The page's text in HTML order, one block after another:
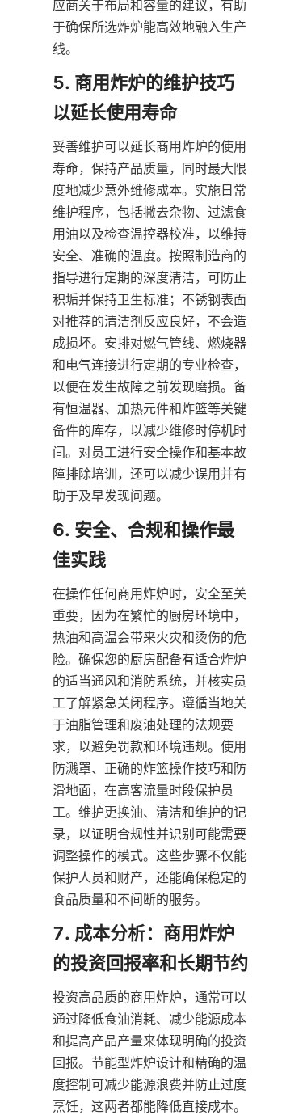
应商关于布局和容量的建议，有助
于确保所选炸炉能高效地融入生产
线。
5. 商用炸炉的维护技巧
妥善维护可以延长商用炸炉的使用
寿命，保持产品质量，同时最大限
度地减少意外维修成本。实施日常
维护程序，包括撇去杂物、过滤食
用油以及检查温控器校准，以维持
安全、准确的温度。按照制造商的
指导进行定期的深度清洁，可防止
积垢并保持卫生标准；不锈钢表面
对推荐的清洁剂反应良好，不会造
成损坏。安排对燃气管线、燃烧器
和电气连接进行定期的专业检查，
以便在发生故障之前发现磨损。备
有恒温器、加热元件和炸篮等关键
备件的库存，以减少维修时停机时
间。对员工进行安全操作和基本故
障排除培训，还可以减少误用并有
助于及早发现问题。
6. 安全、合规和操作最
在操作任何商用炸炉时，安全至关
重要，因为在繁忙的厨房环境中，
热油和高温会带来火灾和烫伤的危
险。确保您的厨房配备有适合炸炉
的适当通风和消防系统，并核实员
工了解紧急关闭程序。遵循当地关
于油脂管理和废油处理的法规要
求，以避免罚款和环境违规。使用
防溅罩、正确的炸篮操作技巧和防
滑地面，在高客流量时段保护员
工。维护更换油、清洁和维护的记
录，以证明合规性并识别可能需要
调整操作的模式。这些步骤不仅能
保护人员和财产，还能确保稳定的
食品质量和不间断的服务。
7. 成本分析：商用炸炉
投资高品质的商用炸炉，通常可以
通过降低食油消耗、减少能源成本
和提高产品产量来体现明确的投资
回报。节能型炸炉设计和精确的温
度控制可减少能源浪费并防止过度
烹饪，这两者都能降低直接成本。